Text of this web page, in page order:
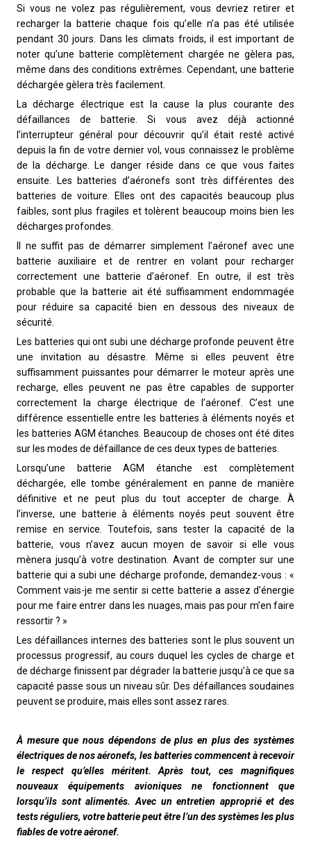
Si vous ne volez pas régulièrement, vous devriez retirer et
recharger la batterie chaque fois qu’elle n’a pas été utilisée
pendant 30 jours. Dans les climats froids, il est important de
noter qu’une batterie complètement chargée ne gèlera pas,
même dans des conditions extrêmes. Cependant, une batterie
déchargée gèlera très facilement.
La décharge électrique est la cause la plus courante des
défaillances de batterie. Si vous avez déjà actionné
l’interrupteur général pour découvrir qu’il était resté activé
depuis la fin de votre dernier vol, vous connaissez le problème
de la décharge. Le danger réside dans ce que vous faites
ensuite. Les batteries d’aéronefs sont très différentes des
batteries de voiture. Elles ont des capacités beaucoup plus
faibles, sont plus fragiles et tolèrent beaucoup moins bien les
décharges profondes.
Il ne suffit pas de démarrer simplement l’aéronef avec une
batterie auxiliaire et de rentrer en volant pour recharger
correctement une batterie d’aéronef. En outre, il est très
probable que la batterie ait été suffisamment endommagée
pour réduire sa capacité bien en dessous des niveaux de
sécurité.
Les batteries qui ont subi une décharge profonde peuvent être
une invitation au désastre. Même si elles peuvent être
suffisamment puissantes pour démarrer le moteur après une
recharge, elles peuvent ne pas être capables de supporter
correctement la charge électrique de l’aéronef. C’est une
différence essentielle entre les batteries à éléments noyés et
les batteries AGM étanches. Beaucoup de choses ont été dites
sur les modes de défaillance de ces deux types de batteries.
Lorsqu’une batterie AGM étanche est complètement
déchargée, elle tombe généralement en panne de manière
définitive et ne peut plus du tout accepter de charge. À
l’inverse, une batterie à éléments noyés peut souvent être
remise en service. Toutefois, sans tester la capacité de la
batterie, vous n’avez aucun moyen de savoir si elle vous
mènera jusqu’à votre destination. Avant de compter sur une
batterie qui a subi une décharge profonde, demandez-vous : «
Comment vais-je me sentir si cette batterie a assez d’énergie
pour me faire entrer dans les nuages, mais pas pour m’en faire
ressortir ? »
Les défaillances internes des batteries sont le plus souvent un
processus progressif, au cours duquel les cycles de charge et
de décharge finissent par dégrader la batterie jusqu’à ce que sa
capacité passe sous un niveau sûr. Des défaillances soudaines
peuvent se produire, mais elles sont assez rares.
À mesure que nous dépendons de plus en plus des systèmes
électriques de nos aéronefs, les batteries commencent à recevoir
le respect qu’elles méritent. Après tout, ces magnifiques
nouveaux équipements avioniques ne fonctionnent que
lorsqu’ils sont alimentés. Avec un entretien approprié et des
tests réguliers, votre batterie peut être l’un des systèmes les plus
fiables de votre aéronef.